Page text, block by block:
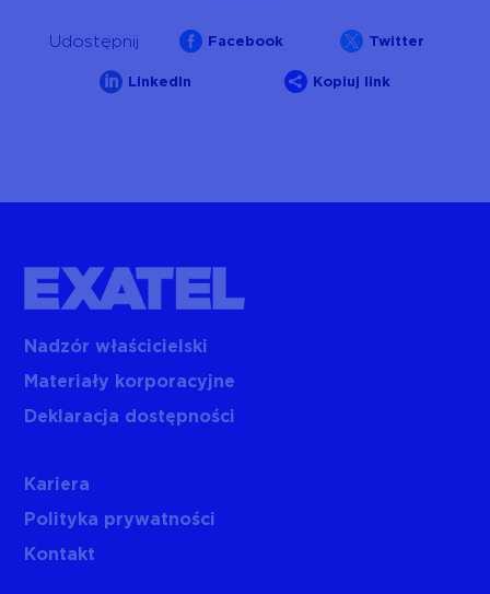
Udostępnij  Facebook  Twitter
 LinkedIn  Kopiuj link
Nadzór właścicielski
Materiały korporacyjne
Deklaracja dostępności
Kariera
Polityka prywatności
Kontakt